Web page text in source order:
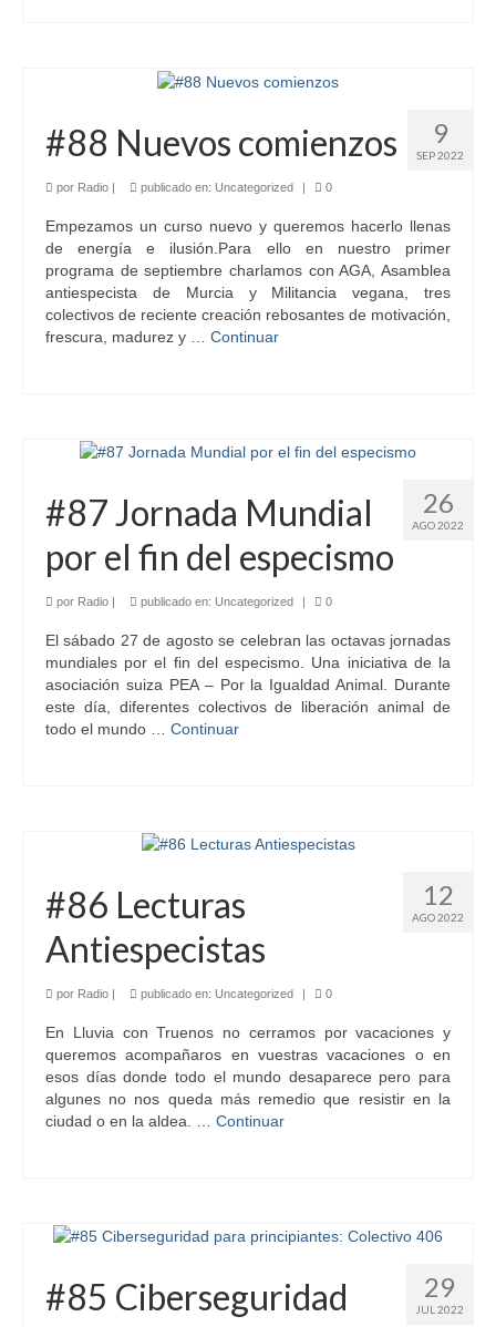
9
SEP 2022
#88 Nuevos comienzos
por Radio | publicado en: Uncategorized | 0
Empezamos un curso nuevo y queremos hacerlo llenas
de energía e ilusión.Para ello en nuestro primer
programa de septiembre charlamos con AGA, Asamblea
antiespecista de Murcia y Militancia vegana, tres
colectivos de reciente creación rebosantes de motivación,
frescura, madurez y … Continuar
26
AGO 2022
#87 Jornada Mundial
por el fin del especismo
por Radio | publicado en: Uncategorized | 0
El sábado 27 de agosto se celebran las octavas jornadas
mundiales por el fin del especismo. Una iniciativa de la
asociación suiza PEA – Por la Igualdad Animal. Durante
este día, diferentes colectivos de liberación animal de
todo el mundo … Continuar
12
AGO 2022
#86 Lecturas
Antiespecistas
por Radio | publicado en: Uncategorized | 0
En Lluvia con Truenos no cerramos por vacaciones y
queremos acompañaros en vuestras vacaciones o en
esos días donde todo el mundo desaparece pero para
algunes no nos queda más remedio que resistir en la
ciudad o en la aldea. … Continuar
29
JUL 2022
#85 Ciberseguridad